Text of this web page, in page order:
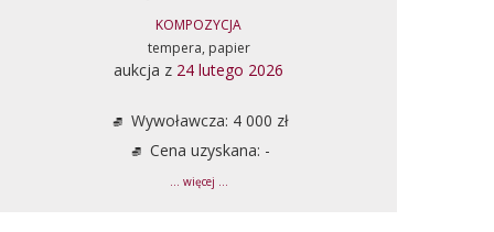
KOMPOZYCJA
tempera, papier
aukcja z 24 lutego 2026
Wywoławcza: 4 000 zł
Cena uzyskana: -
... więcej ...